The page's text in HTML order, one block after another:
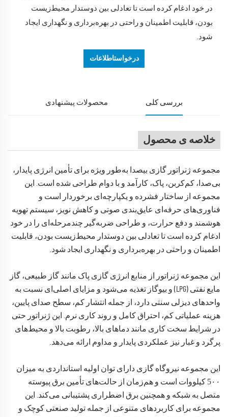
در خود ادغام کرده است تا تعادلی بین دوستدار محیط‌زیست
بودن، قابلیت اطمینان و راحتی در بهره‌برداری و نگهداری ایجاد
شود.
درخواستاطلاعات
بررسی کلی محصولات پیشنهادی
خلاصه ی محصول
مجموعه ژنراتور گازی بیصدا به‌طور ویژه برای تأمین انرژی پایدار،
بی‌صدا، کم‌کربن، پاک، کارآمد و با دوام طراحی شده است. این
مجموعه از ساختار فشرده و یکپارچه‌ای برخوردار است و
فناوری‌های حرفه‌ای عایق‌بندی صوتی و کاهش نویز، سیستم تهویه
هوشمند و دفع حرارت، و طراحی ضربه‌گیر چندمرحله‌ای را در خود
ادغام کرده است تا تعادلی بین دوستدار محیط‌زیست بودن، قابلیت
اطمینان و راحتی در بهره‌برداری و نگهداری ایجاد شود.
این مجموعه ژنراتور از منابع انرژی گازی پاک مانند گاز طبیعی، گاز
مایع نفتی (LPG) و بیوگاز تغذیه می‌شود و مزایای اصلی‌ای نسبت به
واحدهای دیزلی سنتی دارد، از جمله انتشار کم، سطح صدای پایین،
هزینه عملیاتی کم، احتراق کامل و روند کاری نرم. این ژنراتور حتی
در شرایط سخت کاری مانند دماهای بالا، رطوبت بالا و محیط‌های
پرگرد و غبار نیز عملکردی پایدار و مداوم ارائه می‌دهد.
این مجموعه نیروگاه گازی دارای توان اولیه استانداردی به میزان
5 ۰۰ کیلووات است و هم‌زمان از حالت‌های تأمین برق پیوسته
متصل به شبکه و همچنین برق اضطراری پشتیبانی می‌کند. این
مجموعه برای کاربردهای متنوعی از جمله تولید صنعتی کوچک و